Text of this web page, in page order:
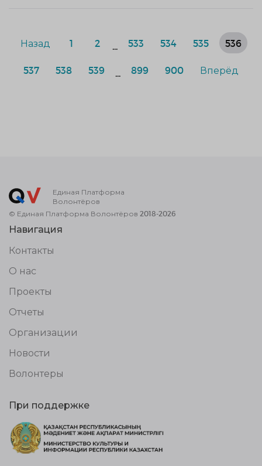
Назад 1 2 533 534 535 536
537 538 539 899 900 Вперёд
Единая Платформа
Волонтёров
© Единая Платформа Волонтёров 2018-2026
Навигация
Контакты
О нас
Проекты
Отчеты
Организации
Новости
Волонтеры
При поддержке